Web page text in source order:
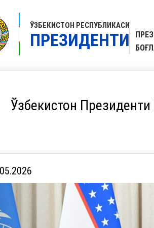
ЎЗБЕКИСТОН РЕСПУБЛИКАСИ
ПРЕЗИДЕНТИ
Ўзбекистон